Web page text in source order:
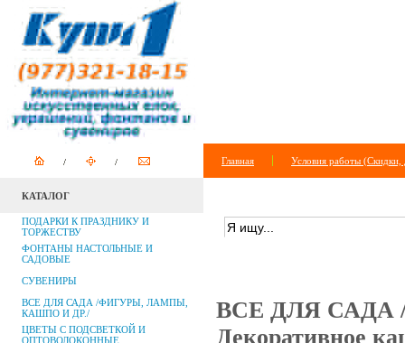
Главная Условия работы (Скидки,
КАТАЛОГ
ПОДАРКИ К ПРАЗДНИКУ И
ТОРЖЕСТВУ
ФОНТАНЫ НАСТОЛЬНЫЕ И
САДОВЫЕ
СУВЕНИРЫ
ВСЕ ДЛЯ САДА /ФИГУРЫ, ЛАМПЫ,
КАШПО И ДР./
ЦВЕТЫ С ПОДСВЕТКОЙ И
ОПТОВОЛОКОННЫЕ
ВСЕ ДЛЯ САДА /
Декоративное